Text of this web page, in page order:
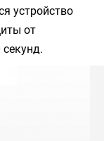
устройство
от
секунд.